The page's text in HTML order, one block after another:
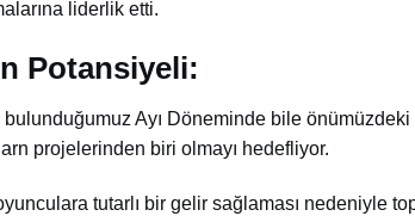
liderlik etti.
Potansiyeli:
Ayı Döneminde bile
projelerinden biri olmayı hedefliyor.
tutarlı bir gelir sağlaması nedeniyle